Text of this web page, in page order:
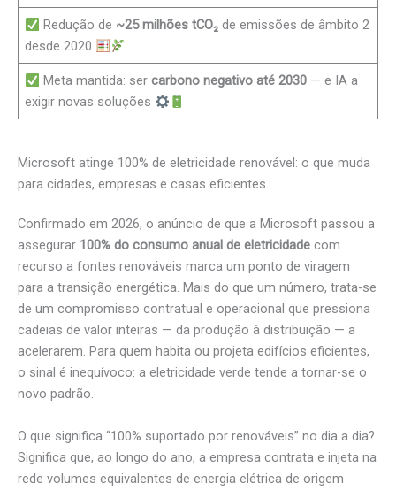
Redução de ~25 milhões tCO₂de emissões de âmbito 2
desde 2020
Meta mantida: ser carbono negativo até 2030— e IA a
exigir novas soluções
Microsoft atinge 100% de eletricidade renovável: o que muda
para cidades, empresas e casas eficientes
Confirmado em 2026, o anúncio de que a Microsoft passou a
assegurar 100% do consumo anual de eletricidade com
recurso a fontes renováveis marca um ponto de viragem
para a transição energética. Mais do que um número, trata-se
de um compromisso contratual e operacional que pressiona
cadeias de valor inteiras — da produção à distribuição — a
acelerarem. Para quem habita ou projeta edifícios eficientes,
o sinal é inequívoco: a eletricidade verde tende a tornar-se o
novo padrão.
O que significa “100% suportado por renováveis” no dia a dia?
Significa que, ao longo do ano, a empresa contrata e injeta na
rede volumes equivalentes de energia elétrica de origem